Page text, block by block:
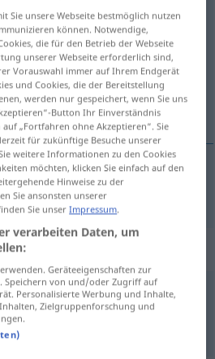
anklicken/antippen)
für "Berufsbildung"
Sie unsere Webseite bestmöglich nutzen
können. Notwendige,
die für den Betrieb der Webseite
unserer Webseite erforderlich sind,
Vorauswahl immer auf Ihrem Endgerät
und Cookies, die der Bereitstellung
werden nur gespeichert, wenn Sie uns
Button Ihr Einverständnis
auf „Fortfahren ohne Akzeptieren“. Sie
für zukünftige Besuche unserer
weitere Informationen zu den Cookies
möchten, klicken Sie einfach auf den
Hinweise zu der
Sie ansonsten unserer
Sie unserImpressum.
verarbeiten Daten, um
Geräteeigenschaften zur
von und/oder Zugriff auf
Personalisierte Werbung und Inhalte,
Zielgruppenforschung und